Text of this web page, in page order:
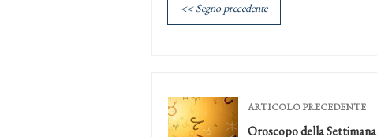
<< Segno precedente
ARTICOLO PRECEDENTE
Oroscopo della Settimana